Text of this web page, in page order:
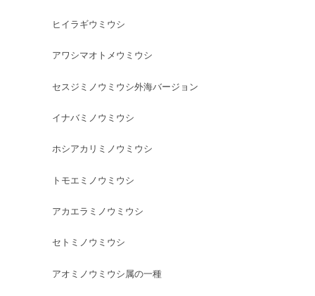
ヒイラギウミウシ
アワシマオトメウミウシ
セスジミノウミウシ外海バージョン
イナバミノウミウシ
ホシアカリミノウミウシ
トモエミノウミウシ
アカエラミノウミウシ
セトミノウミウシ
アオミノウミウシ属の一種